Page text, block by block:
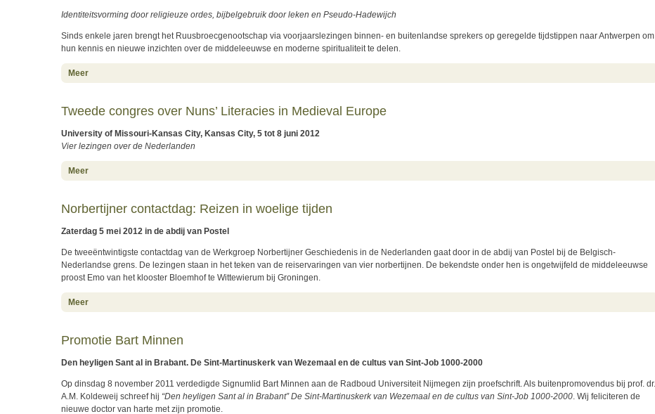
Identiteitsvorming door religieuze ordes, bijbelgebruik door leken en Pseudo-Hadewijch
Sinds enkele jaren brengt het Ruusbroecgenootschap via voorjaarslezingen binnen- en buitenlandse sprekers op geregelde tijdstippen naar Antwerpen om
hun kennis en nieuwe inzichten over de middeleeuwse en moderne spiritualiteit te delen.
Meer
Tweede congres over Nuns’ Literacies in Medieval Europe
University of Missouri-Kansas City, Kansas City, 5 tot 8 juni 2012
Vier lezingen over de Nederlanden
Meer
Norbertijner contactdag: Reizen in woelige tijden
Zaterdag 5 mei 2012 in de abdij van Postel
De tweeëntwintigste contactdag van de Werkgroep Norbertijner Geschiedenis in de Nederlanden gaat door in de abdij van Postel bij de Belgisch-
Nederlandse grens. De lezingen staan in het teken van de reiservaringen van vier norbertijnen. De bekendste onder hen is ongetwijfeld de middeleeuwse
proost Emo van het klooster Bloemhof te Wittewierum bij Groningen.
Meer
Promotie Bart Minnen
Den heyligen Sant al in Brabant. De Sint-Martinuskerk van Wezemaal en de cultus van Sint-Job 1000-2000
Op dinsdag 8 november 2011 verdedigde Signumlid Bart Minnen aan de Radboud Universiteit Nijmegen zijn proefschrift. Als buitenpromovendus bij prof. dr.
A.M. Koldeweij schreef hij “Den heyligen Sant al in Brabant” De Sint-Martinuskerk van Wezemaal en de cultus van Sint-Job 1000-2000 . Wij feliciteren de
nieuwe doctor van harte met zijn promotie.